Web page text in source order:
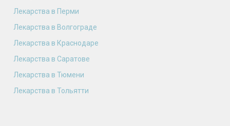
Лекарства в Перми
Лекарства в Волгограде
Лекарства в Краснодаре
Лекарства в Саратове
Лекарства в Тюмени
Лекарства в Тольятти